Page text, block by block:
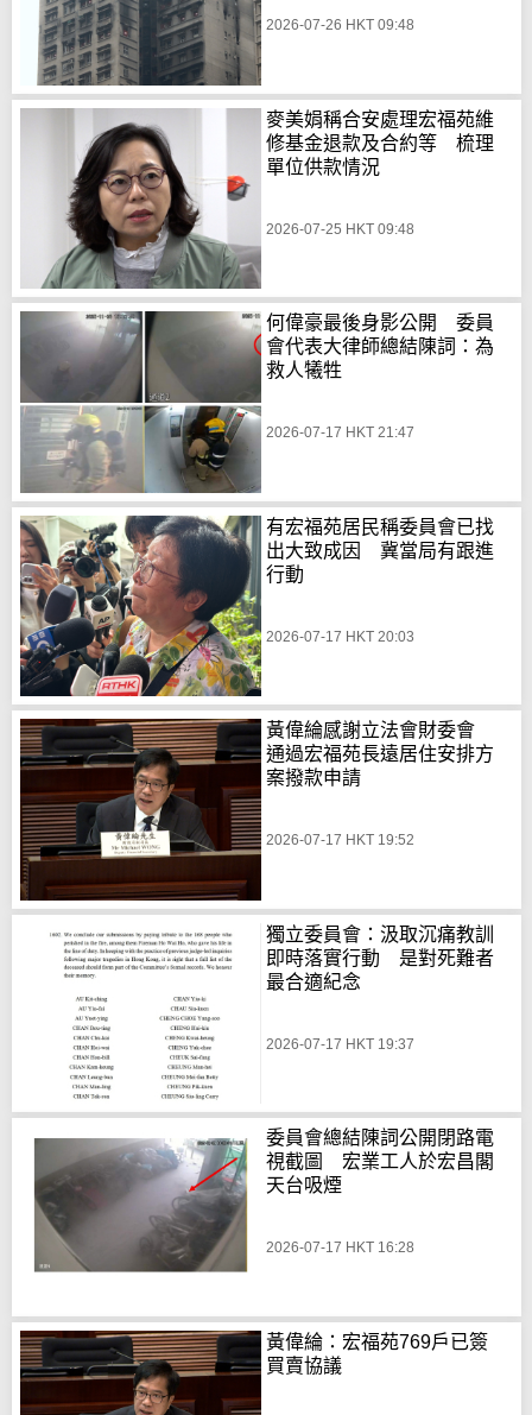
2026-07-26 HKT 09:48
麥美娟稱合安處理宏福苑維
修基金退款及合約等 梳理
單位供款情況
2026-07-25 HKT 09:48
何偉豪最後身影公開 委員
會代表大律師總結陳詞：為
救人犧牲
2026-07-17 HKT 21:47
有宏福苑居民稱委員會已找
出大致成因 冀當局有跟進
行動
2026-07-17 HKT 20:03
黃偉綸感謝立法會財委會
通過宏福苑長遠居住安排方
案撥款申請
2026-07-17 HKT 19:52
獨立委員會：汲取沉痛教訓
即時落實行動 是對死難者
最合適紀念
2026-07-17 HKT 19:37
委員會總結陳詞公開閉路電
視截圖 宏業工人於宏昌閣
天台吸煙
2026-07-17 HKT 16:28
黃偉綸：宏福苑769戶已簽
買賣協議